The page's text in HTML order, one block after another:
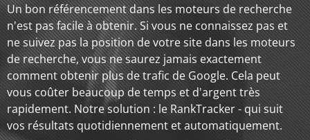
Un bon référencement dans les moteurs de recherche
n'est pas facile à obtenir.Si vous ne connaissez pas et
ne suivez pas la position de votre site dans les moteurs
de recherche, vous ne saurez jamais exactement
comment obtenir plus de trafic de Google. Cela peut
vous coûter beaucoup de temps et d'argent très
rapidement. Notre solution : le RankTracker - qui suit
vos résultats quotidiennement et automatiquement.